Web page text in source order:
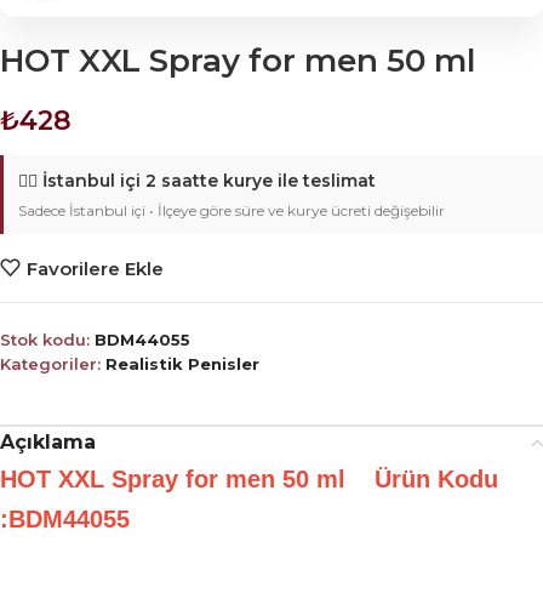
HOT XXL Spray for men 50 ml
₺428
🚴‍♂️ İstanbul içi 2 saatte kurye ile teslimat
Sadece İstanbul içi • İlçeye göre süre ve kurye ücreti değişebilir
Favorilere Ekle
Stok kodu: BDM44055
Kategoriler: Realistik Penisler
Açıklama
HOT XXL Spray for men 50 ml Ürün Kodu
:BDM44055